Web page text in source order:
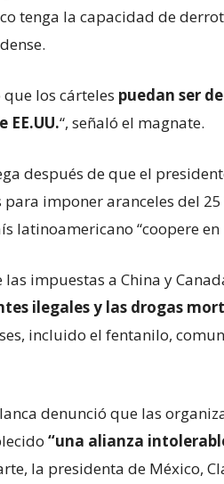
tenga la capacidad de
los cárteles puedan ser
EE.UU.“, señaló el magnate.
después de que el
imponer aranceles del
latinoamericano “coopere
impuestas a China y
ilegales y las drogas
incluido el fentanilo,
denunció que las
“una alianza
la presidenta de México,